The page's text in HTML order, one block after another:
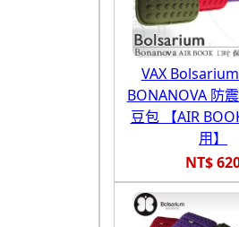
VAX
BONANOVA 防
豆包 【AIR
用】
NT$